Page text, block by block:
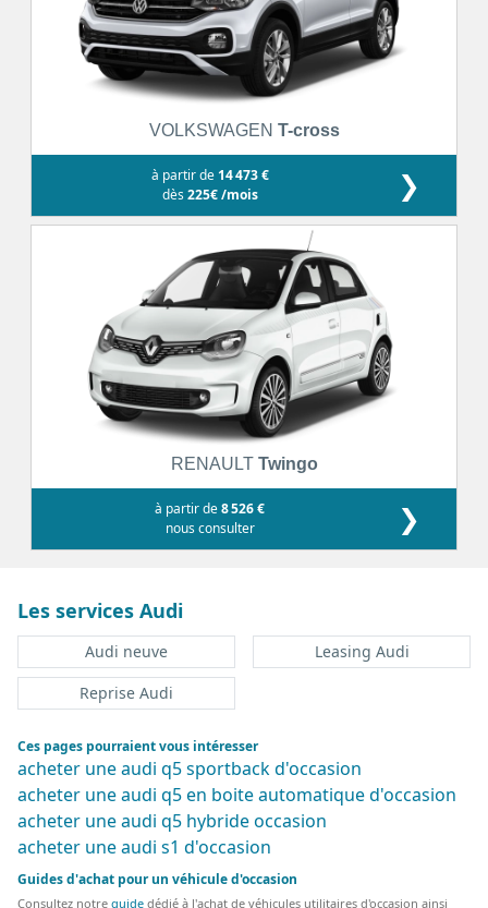
VOLKSWAGEN T-cross
à partir de 14 473 €
dès225€ /mois ❯
RENAULT Twingo
à partir de8 526 €
nous consulter
❯
Les services Audi
Audi neuve
Leasing Audi
Reprise Audi
Ces pages pourraient vous intéresser
acheter une audi q5 sportback d'occasion
acheter une audi q5 en boite automatique d'occasion
acheter une audi q5 hybride occasion
acheter une audi s1 d'occasion
Guides d'achat pour un véhicule d'occasion
Consultez notre guide dédié à l'achat de véhicules utilitaires d'occasion ainsi